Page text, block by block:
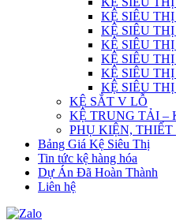
KỆ SIÊU
KỆ SIÊU
KỆ SIÊU
KỆ SIÊU
KỆ SIÊU
KỆ SIÊU
KỆ SẮT V LỖ
KỆ TRUNG TẢI –
PHỤ KIỆN,
Bảng Giá Kệ Siêu Thị
Tin tức kệ hàng hóa
Dự Án Đã Hoàn Thành
Liên hệ